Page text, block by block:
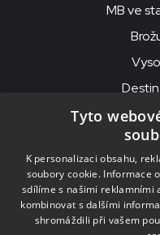
MB ve
© 2026MKS
MKS Beseda,
IČO: 00091758, DIČ:
Tyto
K personalizaci obsahu,
soubory cookie. Informace
sdílíme s našimi reklamními
kombinovat s dalšími
shromáždili při vašem